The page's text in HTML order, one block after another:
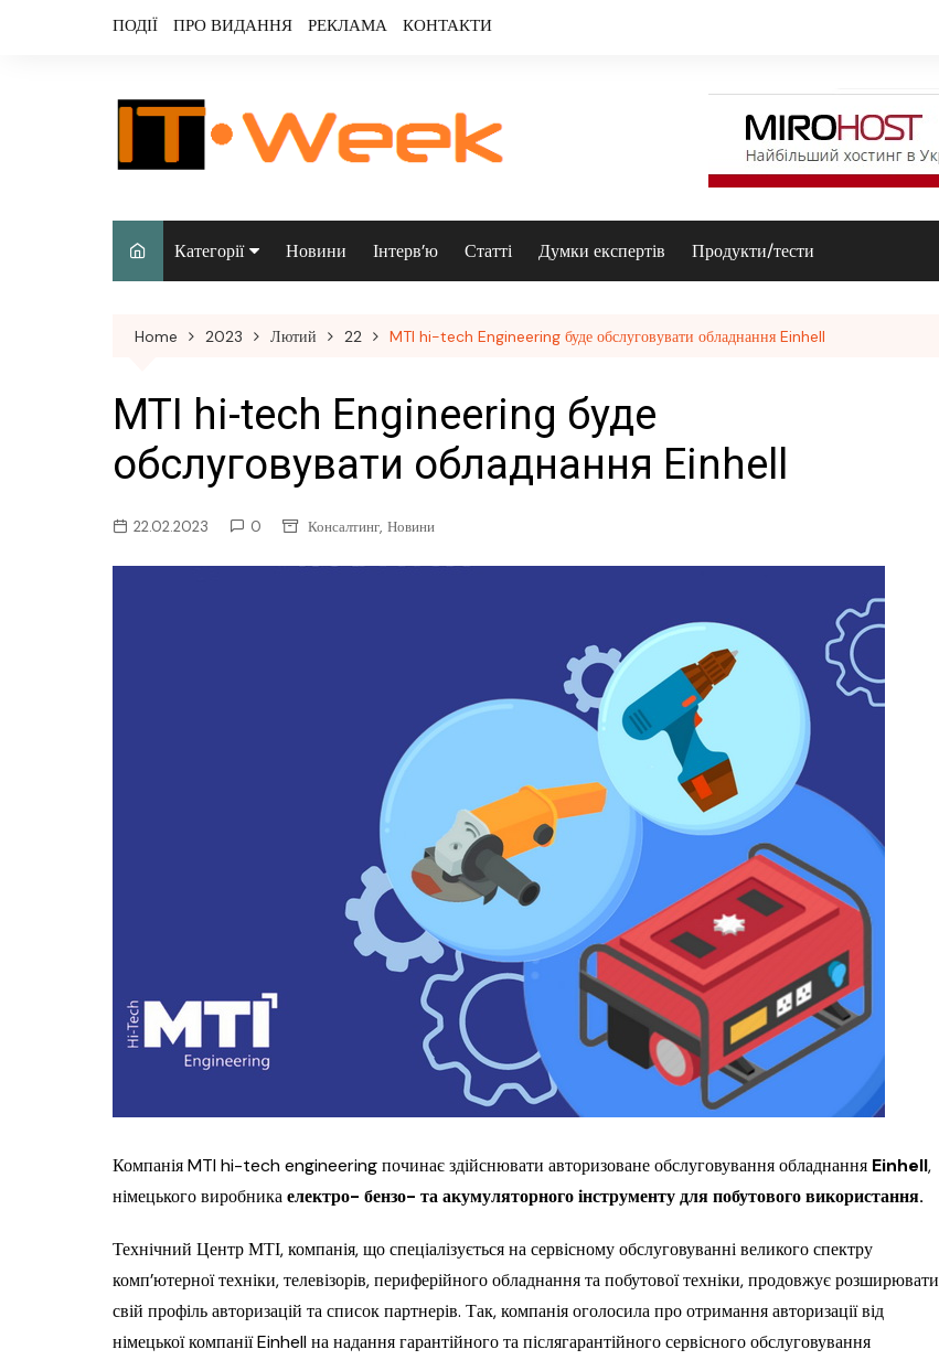
ПОДІЇ ПРО ВИДАННЯ РЕКЛАМА КОНТАКТИ
Категорії
Аудіо & відео
Безпека
датацентри
Новини Інтерв’ю Статті Думки експертів Продукти/тести
Home 2023 Лютий 22 MTI hi-tech Engineering буде обслуговувати обладнання Einhell
MTI hi-tech Engineering буде
обслуговувати обладнання Einhell
22.02.2023 0 Консалтинг, Новини
Компанія MTI hi-tech engineering починає здійснювати авторизоване обслуговування обладнання Einhell,
німецького виробникаелектро- бензо- та акумуляторного інструменту для побутового використання.
Технічний Центр МТІ, компанія, що спеціалізується на сервісному обслуговуванні великого спектру
комп’ютерної техніки, телевізорів, периферійного обладнання та побутової техніки, продовжує розширювати
свій профіль авторизацій та список партнерів. Так, компанія оголосила про отримання авторизації від
німецької компанії Einhell на надання гарантійного та післягарантійного сервісного обслуговування